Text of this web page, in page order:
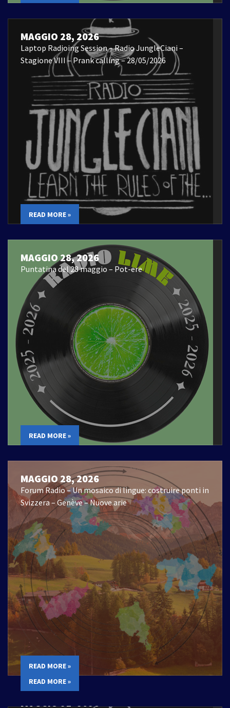
MAGGIO 28, 2026
Laptop Radioing Session – Radio JungleCiani –
Stagione VIII – Prank calling – 28/05/2026
READ MORE »
MAGGIO 28, 2026
Puntatina del 28 maggio – Pot-ere
READ MORE »
MAGGIO 28, 2026
Forum Radio – Un mosaico di lingue: costruire ponti in
Svizzera – Genève – Nuove arie
READ MORE »
READ MORE »